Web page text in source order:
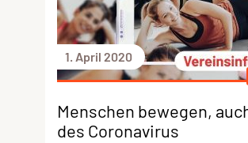
1. April 2020
Menschen bewegen,
des Coronavirus